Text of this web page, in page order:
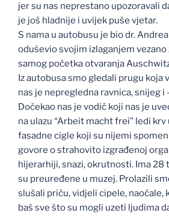
jer su nas neprestano upozoravali
je još hladnije i uvijek puše vjetar.
S nama u autobusu je bio dr.
oduševio svojim izlaganjem vezano
samog početka otvaranja
Iz autobusa smo gledali prugu koja
nas je nepregledna ravnica, snijeg i
Dočekao nas je vodič koji nas je
na ulazu “Arbeit macht frei” ledi krv
fasadne cigle koji su nijemi
govore o strahovito izgrađenoj
hijerarhiji, snazi, okrutnosti. Ima 28
su preuređene u muzej. Prolazili
slušali priču, vidjeli cipele, naočale,
baš sve što su mogli uzeti ljudima